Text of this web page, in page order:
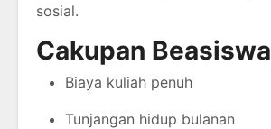
sosial.
Cakupan Beasiswa
Biaya kuliah penuh
Tunjangan hidup bulanan